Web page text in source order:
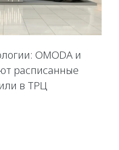
OMODA и
расписанные
в ТРЦ